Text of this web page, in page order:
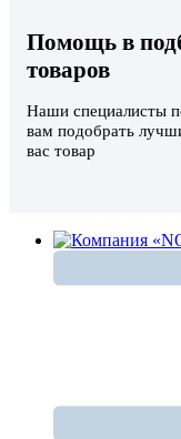
Помощь в
товаров
Наши специалисты
вам подобрать
вас товар